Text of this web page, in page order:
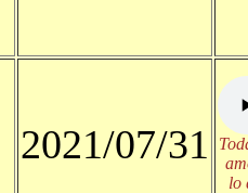
2021/07/31
lo